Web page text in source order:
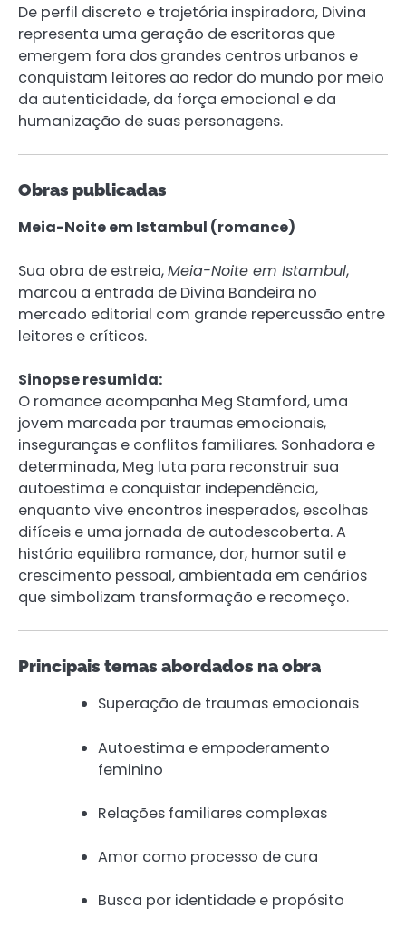
De perfil discreto e trajetória inspiradora, Divina
representa uma geração de escritoras que
emergem fora dos grandes centros urbanos e
conquistam leitores ao redor do mundo por meio
da autenticidade, da força emocional e da
humanização de suas personagens.
Obras publicadas
Meia-Noite em Istambul (romance)
Sua obra de estreia,Meia-Noite em Istambul,
marcou a entrada de Divina Bandeira no
mercado editorial com grande repercussão entre
leitores e críticos.
Sinopse resumida:
O romance acompanha Meg Stamford, uma
jovem marcada por traumas emocionais,
inseguranças e conflitos familiares. Sonhadora e
determinada, Meg luta para reconstruir sua
autoestima e conquistar independência,
enquanto vive encontros inesperados, escolhas
difíceis e uma jornada de autodescoberta. A
história equilibra romance, dor, humor sutil e
crescimento pessoal, ambientada em cenários
que simbolizam transformação e recomeço.
Principais temas abordados na obra
Superação de traumas emocionais
Autoestima e empoderamento
feminino
Relações familiares complexas
Amor como processo de cura
Busca por identidade e propósito